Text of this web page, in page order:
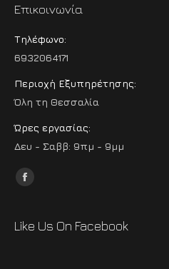
Επικοινωνία
Τηλέφωνο:
6932064171
Περιοχή Εξυπηρέτησης:
Όλη τη Θεσσαλία
Ώρες εργασίας:
Δευ - Σαββ: 9πμ - 9μμ
Find us on:
Facebook
Like Us On Facebook